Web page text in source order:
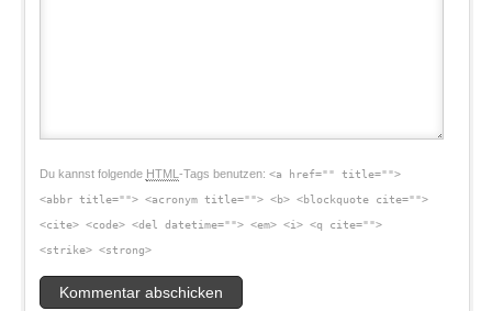
Du kannst folgende HTML -Tags benutzen: <a href="" title="">
<abbr title=""> <acronym title=""> <b> <blockquote cite="">
<cite> <code> <del datetime=""> <em> <i> <q cite="">
<strike> <strong>